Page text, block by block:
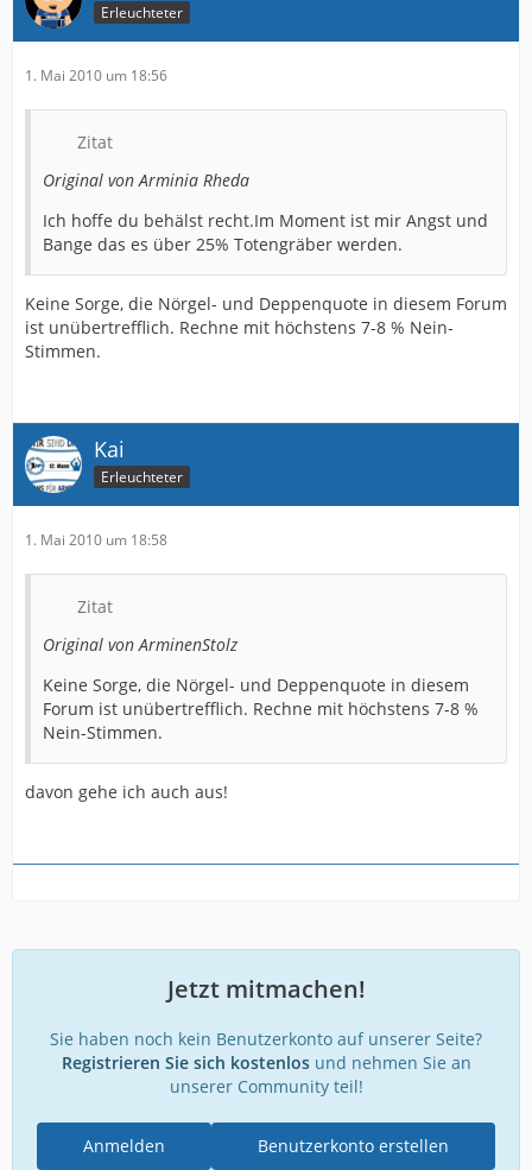
Erleuchteter
1. Mai 2010 um 18:56
Zitat
Original von Arminia Rheda
Ich hoffe du behälst recht.Im Moment ist mir Angst und
Bange das es über 25% Totengräber werden.
Keine Sorge, die Nörgel- und Deppenquote in diesem Forum
ist unübertrefflich. Rechne mit höchstens 7-8 % Nein-
Stimmen.
Kai
Erleuchteter
1. Mai 2010 um 18:58
Zitat
Original von ArminenStolz
Keine Sorge, die Nörgel- und Deppenquote in diesem
Forum ist unübertrefflich. Rechne mit höchstens 7-8 %
Nein-Stimmen.
davon gehe ich auch aus!
Jetzt mitmachen!
Sie haben noch kein Benutzerkonto auf unserer Seite?
Registrieren Sie sich kostenlosund nehmen Sie an
unserer Community teil!
Benutzerkonto erstellen
Anmelden